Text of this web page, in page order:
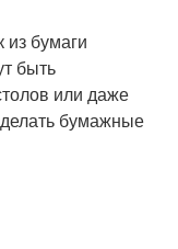
бумаги
быть
или даже
бумажные